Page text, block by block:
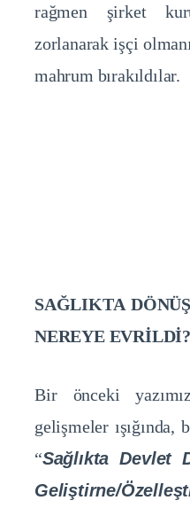
rağmen şirket
zorlanarak işçi
mahrum bırakıldılar.
SAĞLIKTA
NEREYE EVRİLDİ?
Bir önceki
gelişmeler ışığında,
“Sağlıkta Devlet
Geliştirne/